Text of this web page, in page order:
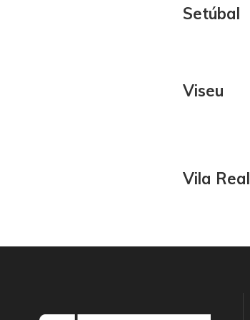
Setúbal
Viseu
Vila Real